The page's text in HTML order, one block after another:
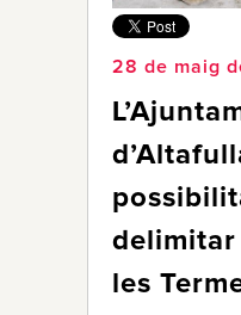
28 de maig
delimitar
les